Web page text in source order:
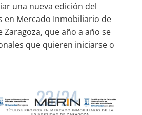
una nueva edición del
en Mercado Inmobiliario de
Zaragoza, que año a año se
que quieren iniciarse o